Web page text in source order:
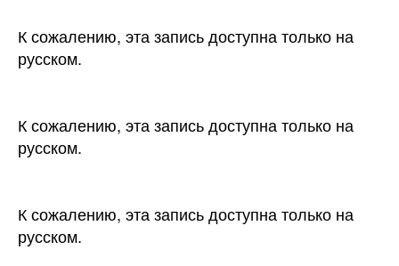
К сожалению, эта запись доступна только на
русском.
К сожалению, эта запись доступна только на
русском.
К сожалению, эта запись доступна только на
русском.